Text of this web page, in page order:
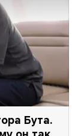
Бута.